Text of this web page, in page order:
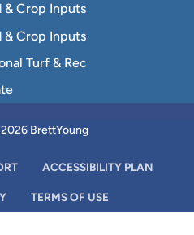
& Crop Inputs
& Crop Inputs
Turf & Rec
BrettYoung
ACCESSIBILITY PLAN
TERMS OF USE